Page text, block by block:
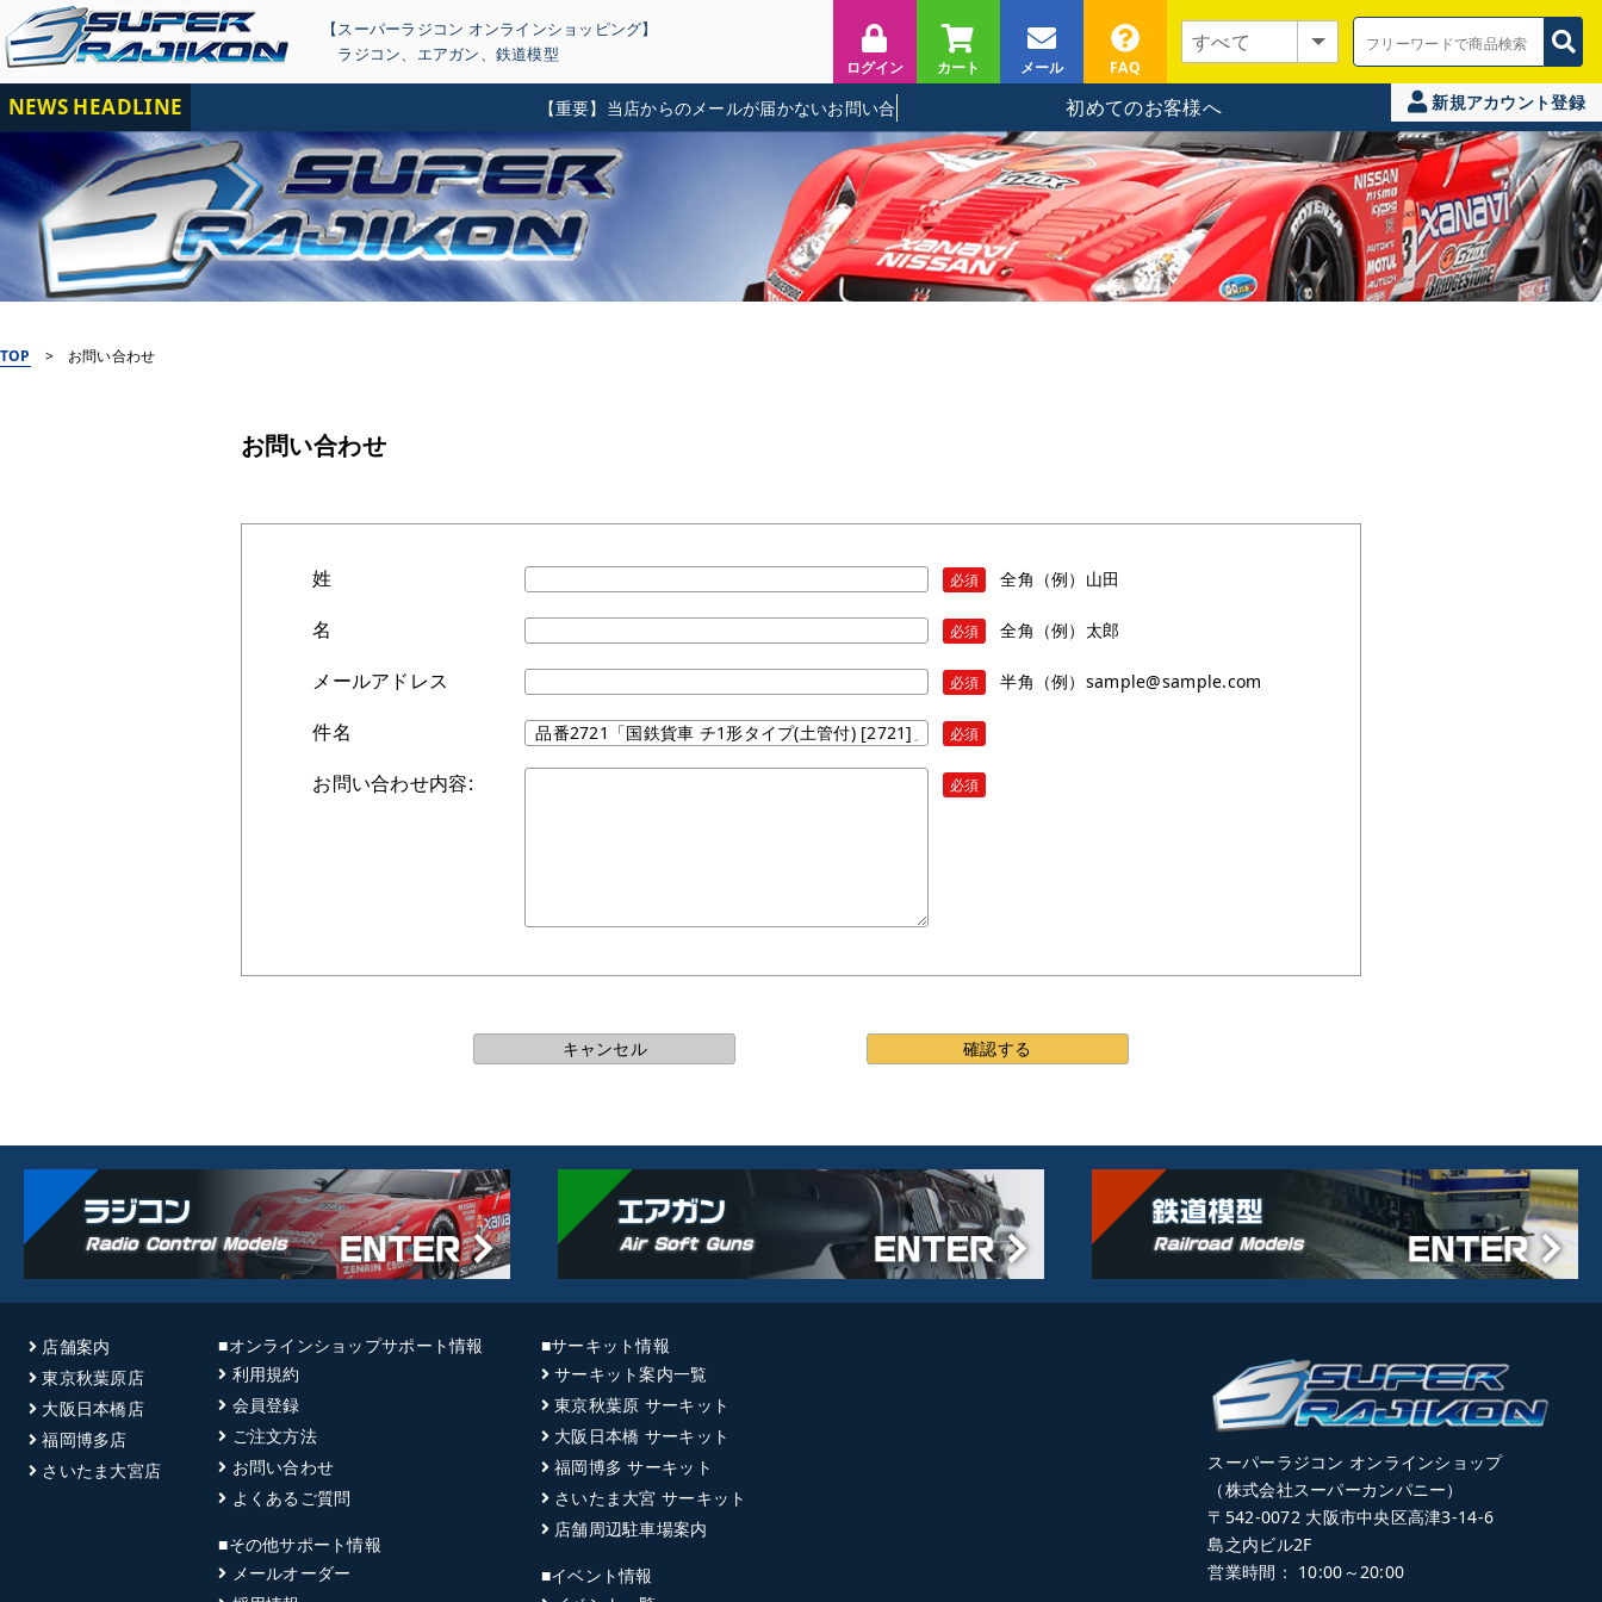
【スーパーラジコン オンラインショッピング】
ラジコン、 エアガン、 鉄道模型
ログイン カート メール FAQ
NEWS HEADLINE 【重要】当店からのメールが届かないお問い合わせに関して 初めてのお客様へ 新規アカウント登録
TOP > お問い合わせ
お問い合わせ
姓 必須 全角（例）山田
名 必須 全角（例）太郎
メールアドレス 必須 半角（例）sample@sample.com
件名 必須
お問い合わせ内容: 必須
店舗案内
東京秋葉原店
大阪日本橋店
福岡博多店
さいたま大宮店
■オンラインショップサポート情報
利用規約
会員登録
ご注文方法
お問い合わせ
よくあるご質問
■その他サポート情報
メールオーダー
■サーキット情報
サーキット案内一覧
東京秋葉原 サーキット
大阪日本橋 サーキット
福岡博多 サーキット
さいたま大宮 サーキット
店舗周辺駐車場案内
■イベント情報
スーパーラジコン オンラインショップ
（株式会社スーパーカンパニー）
〒542-0072 大阪市中央区高津3-14-6
島之内ビル2F
営業時間： 10:00～20:00